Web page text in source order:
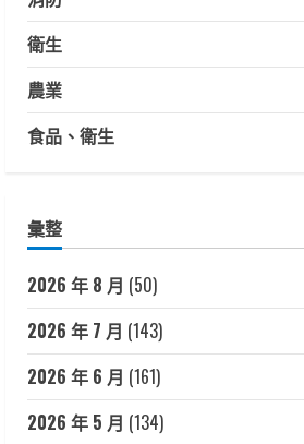
衛生
農業
食品、衛生
彙整
2026 年 8 月 (50)
2026 年 7 月 (143)
2026 年 6 月 (161)
2026 年 5 月 (134)